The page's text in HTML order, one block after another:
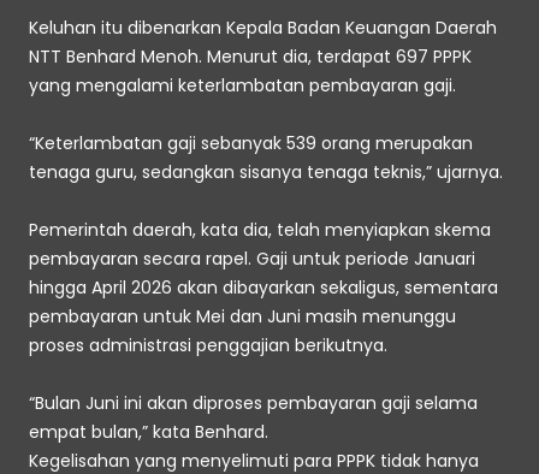
Keluhan itu dibenarkan Kepala Badan Keuangan Daerah
NTT Benhard Menoh. Menurut dia, terdapat 697 PPPK
yang mengalami keterlambatan pembayaran gaji.
“Keterlambatan gaji sebanyak 539 orang merupakan
tenaga guru, sedangkan sisanya tenaga teknis,” ujarnya.
Pemerintah daerah, kata dia, telah menyiapkan skema
pembayaran secara rapel. Gaji untuk periode Januari
hingga April 2026 akan dibayarkan sekaligus, sementara
pembayaran untuk Mei dan Juni masih menunggu
proses administrasi penggajian berikutnya.
“Bulan Juni ini akan diproses pembayaran gaji selama
empat bulan,” kata Benhard.
Kegelisahan yang menyelimuti para PPPK tidak hanya